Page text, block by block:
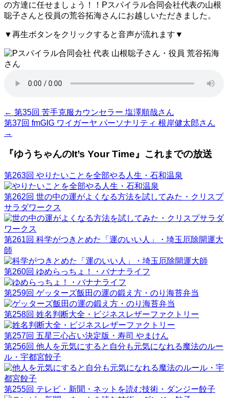
の方達に任せましょう！！Pスパイラル合同会社代表の山根
聡子さんと役員の荒谷拓海さんにお越しいただきました。
▼再生ボタンをクリックすると音声が流れます▼
← 第35回 苦手克服カウンセラー 塩澤順哉さん
第37回 fmGIG ワイガーヤ パーソナリティ 根岸健太郎さん
→
『ゆうちゃんのIt’s Your Time』これまでの放送
第263回 やりたいことを全部やる人生・石和温泉
第262回 世の中の運がよくなる方法を試してみた・クリスプ
サラダワークス
第261回 科学がつきとめた「運のいい人」・埼玉厄除開運大
師
第260回 ゆめらっちょ！・バナナライフ
第259回 ゲッターズ飯田の運の鍛え方・のり海苔弁当
第258回 姓名判断大全・ビジネスレザーファクトリー
第257回 五星三心占い決定版・寿司 やまけん
第256回 他人を元気にすると自分も元気になれる魔法のルー
ル・宇都宮餃子
第255回 テレビ・新聞・ネットを読む技術・ダンジー餃子